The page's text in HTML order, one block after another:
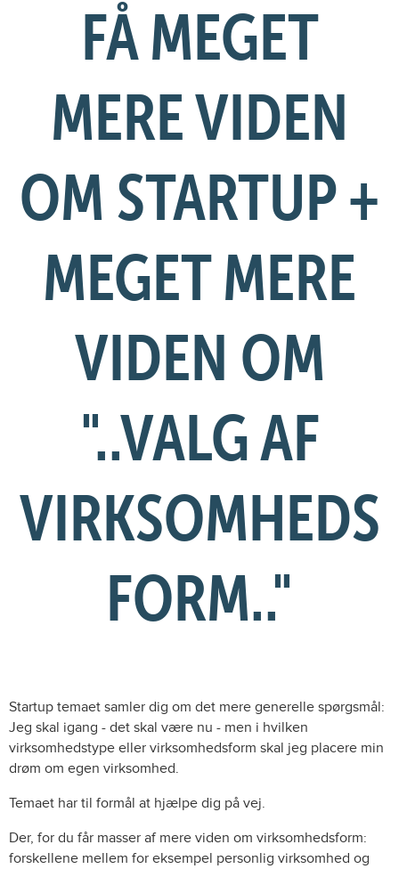
FÅ MEGET
MERE VIDEN
OM STARTUP +
MEGET MERE
VIDEN OM
"..VALG AF
VIRKSOMHEDS
FORM.."
Startup temaet samler dig om det mere generelle spørgsmål:
Jeg skal igang - det skal være nu - men i hvilken
virksomhedstype eller virksomhedsform skal jeg placere min
drøm om egen virksomhed.
Temaet har til formål at hjælpe dig på vej.
Der, for du får masser af mere viden om virksomhedsform:
forskellene mellem for eksempel personlig virksomhed og